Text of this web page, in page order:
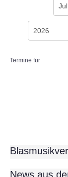
Termine für
News aus